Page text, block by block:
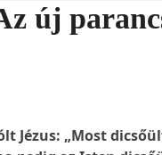
új
Jézus: „Most